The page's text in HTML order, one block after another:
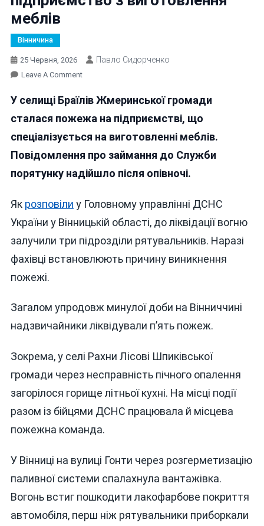
меблів
Вінничина
25 Червня, 2026 Павло Сидорченко
Leave A CommentOn
Вінниччині
Горіло
З
Виготовлення
Меблів
У селищі Браїлів Жмеринської громади
сталася пожежа на підприємстві, що
спеціалізується на виготовленні меблів.
Повідомлення про займання до Служби
порятунку надійшло після опівночі.
Як розповіли у Головному управлінні ДСНС
України у Вінницькій області, до ліквідації вогню
залучили три підрозділи рятувальників. Наразі
фахівці встановлюють причину виникнення
пожежі.
Загалом упродовж минулої доби на Вінниччині
надзвичайники ліквідували п’ять пожеж.
Зокрема, у селі Рахни Лісові Шпиківської
громади через несправність пічного опалення
загорілося горище літньої кухні. На місці події
разом із бійцями ДСНС працювала й місцева
пожежна команда.
У Вінниці на вулиці Гонти через розгерметизацію
паливної системи спалахнула вантажівка.
Вогонь встиг пошкодити лакофарбове покриття
автомобіля, перш ніж рятувальники приборкали